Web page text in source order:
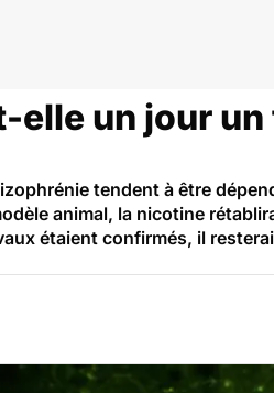
un jour
tendent à être
animal, la nicotine
étaient confirmés, il